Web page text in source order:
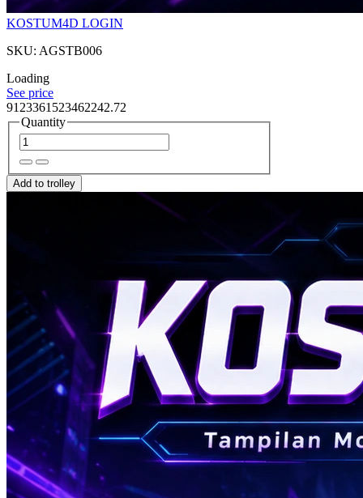
KOSTUM4D LOGIN
SKU: AGSTB006
Loading
See price
9123361523462242.72
Quantity
Add to trolley